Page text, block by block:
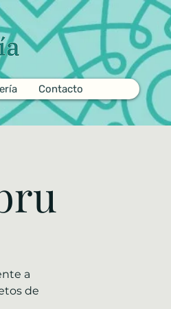
Contacto
a
de